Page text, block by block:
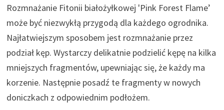
Rozmnażanie Fitonii białożyłkowej 'Pink Forest Flame’
może być niezwykłą przygodą dla każdego ogrodnika.
Najłatwiejszym sposobem jest rozmnażanie przez
podział kęp. Wystarczy delikatnie podzielić kępę na kilka
mniejszych fragmentów, upewniając się, że każdy ma
korzenie. Następnie posadź te fragmenty w nowych
doniczkach z odpowiednim podłożem.